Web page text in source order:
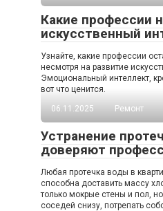
Какие профессии
искусственный
Узнайте, какие профессии
несмотря на развитие
Эмоциональный интеллект,
вот что ценится.
06.11.2025
Ремонт
Устранение
доверяют
Любая протечка воды в
способна доставить массу
только мокрые стены и пол,
соседей снизу, потрепать